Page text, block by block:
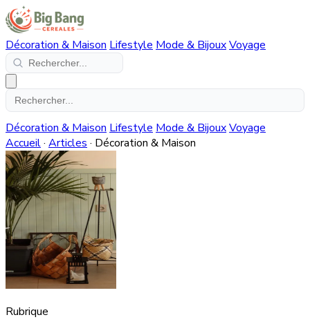
Décoration & Maison Lifestyle Mode & BijouxVoyage
Décoration & Maison Lifestyle Mode & BijouxVoyage
Accueil· Articles · Décoration & Maison
Rubrique